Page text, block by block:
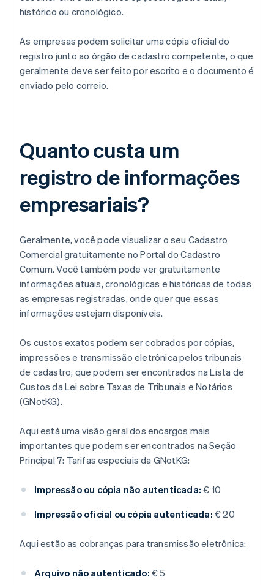
histórico ou cronológico.
As empresas podem solicitar uma cópia oficial do
registro junto ao órgão de cadastro competente, o que
geralmente deve ser feito por escrito e o documento é
enviado pelo correio.
Quanto custa um
registro de informações
empresariais?
Geralmente, você pode visualizar o seu Cadastro
Comercial gratuitamente no Portal do Cadastro
Comum. Você também pode ver gratuitamente
informações atuais, cronológicas e históricas de todas
as empresas registradas, onde quer que essas
informações estejam disponíveis.
Os custos exatos podem ser cobrados por cópias,
impressões e transmissão eletrônica pelos tribunais
de cadastro, que podem ser encontrados na Lista de
Custos da Lei sobre Taxas de Tribunais e Notários
(GNotKG).
Aqui está uma visão geral dos encargos mais
importantes que podem ser encontrados na Seção
Principal 7: Tarifas especiais da GNotKG:
Impressão ou cópia não autenticada: € 10
Impressão oficial ou cópia autenticada: € 20
Aqui estão as cobranças para transmissão eletrônica:
Arquivo não autenticado: € 5